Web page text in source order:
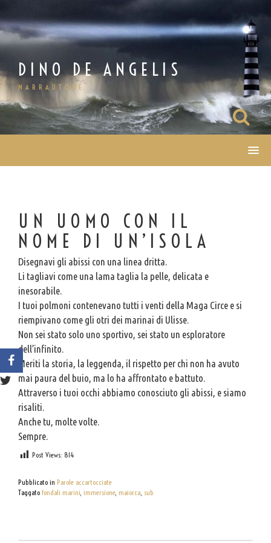
al
contenuto
DINO DE ANGELIS
NARRAUTORE
UN UOMO CON IL
NOME DI UN’ISOLA
Disegnavi gli abissi con una linea dritta.
Li tagliavi come una lama taglia la pelle, delicata e
inesorabile.
I tuoi polmoni contenevano tutti i venti della Maga Circe e si
riempivano come gli otri dei marinai di Ulisse.
Non sei stato solo uno sportivo, sei stato un esploratore
dell’infinito.
Meriti la storia, la leggenda, il rispetto per chi non ha avuto
mai paura del buio, ma lo ha affrontato e battuto.
Attraverso i tuoi occhi abbiamo conosciuto gli abissi, e siamo
risaliti.
Anche tu, molte volte.
Sempre.
Post Views: 814
Pubblicato in Parole accartocciate
Taggato fondali marini, immersione, maiorca, sub